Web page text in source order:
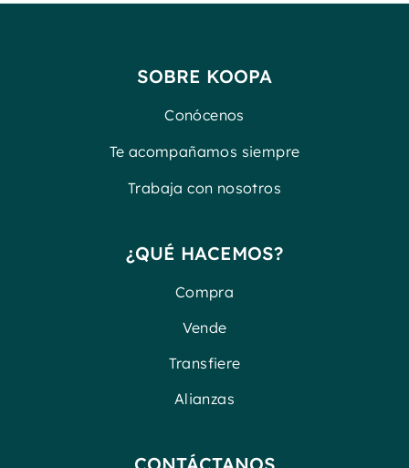
SOBRE KOOPA
Conócenos
Te acompañamos siempre
Trabaja con nosotros
¿QUÉ HACEMOS?
Compra
Vende
Transfiere
Alianzas